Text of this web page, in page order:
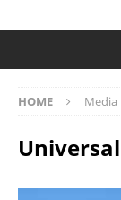
HOME Media
Universal